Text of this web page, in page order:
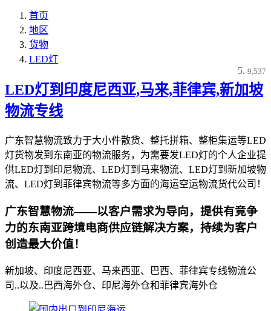
首页
地区
货物
LED灯
9,537
LED灯到印度尼西亚,马来,菲律宾,新加坡
物流专线
广东智慧物流致力于大小件散货、整托拼箱、整柜集运等LED
灯货物发到东南亚的物流服务，为需要发LED灯的个人企业提
供LED灯到印尼物流、LED灯到马来物流、LED灯到新加坡物
流、LED灯到菲律宾物流等多方面的海运空运物流货代公司！
广东智慧物流——以客户需求为导向，提供有竟争
力的东南亚跨境电商供应链解决方案，持续为客户
创造最大价值！
新加坡、印度尼西亚、马来西亚、巴西、菲律宾专线物流公
司..以及..巴西海外仓、印尼海外仓和菲律宾海外仓